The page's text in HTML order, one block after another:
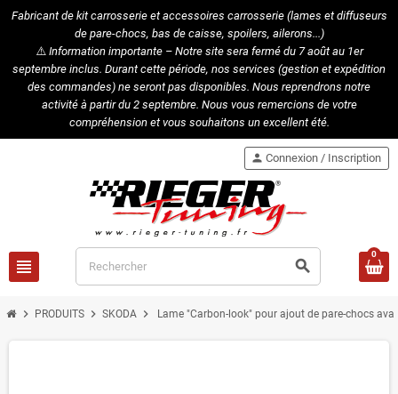
Fabricant de kit carrosserie et accessoires carrosserie (lames et diffuseurs
de pare-chocs, bas de caisse, spoilers, ailerons...)
⚠️Information importante – Notre site sera fermé du 7 août au 1er
septembre inclus. Durant cette période, nos services (gestion et expédition
des commandes) ne seront pas disponibles. Nous reprendrons notre
activité à partir du 2 septembre. Nous vous remercions de votre
compréhension et vous souhaitons un excellent été.
view_headline search
person Connexion / Inscription
0
chevron_right PRODUITS chevron_right SKODA chevron_right Lame "Carbon-look" pour ajout de pare-chocs